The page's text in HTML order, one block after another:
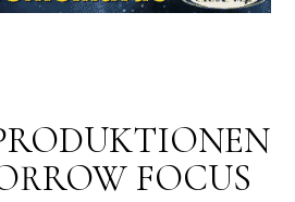
FOCUS